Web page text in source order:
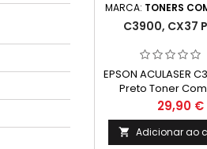
MARCA: TONERS
C3900, CX37
EPSON ACULASER
Preto Toner
C13S050593
6.000k
Preço
29,90 €
 Adicionar ao